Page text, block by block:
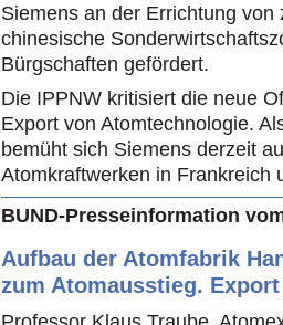
Siemens an der Errichtung
chinesische
Bürgschaften gefördert.
Die IPPNW kritisiert die neue
Export von Atomtechnologie.
bemüht sich Siemens derzeit
Atomkraftwerken in Frankreich
BUND-Presseinformation
Aufbau der Atomfabrik
zum Atomausstieg.